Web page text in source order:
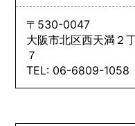
〒530-0047
大阪市北区西天満２
７
TEL: 06-6809-1058